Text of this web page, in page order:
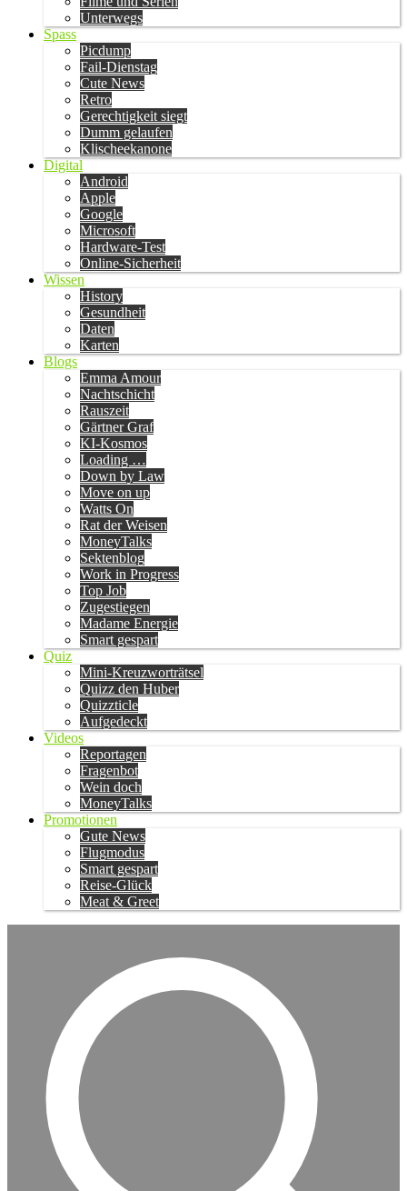
Unterwegs
Spass
Picdump
Fail-Dienstag
Cute News
Retro
Gerechtigkeit siegt
Dumm gelaufen
Klischeekanone
Digital
Android
Apple
Google
Microsoft
Hardware-Test
Online-Sicherheit
Wissen
History
Gesundheit
Daten
Karten
Blogs
Emma Amour
Nachtschicht
Rauszeit
Gärtner Graf
KI-Kosmos
Loading …
Down by Law
Move on up
Watts On
Rat der Weisen
MoneyTalks
Sektenblog
Work in Progress
Top Job
Zugestiegen
Madame Energie
Smart gespart
Quiz
Mini-Kreuzworträtsel
Quizz den Huber
Quizzticle
Aufgedeckt
Videos
Reportagen
Fragenbot
Wein doch
MoneyTalks
Promotionen
Gute News
Flugmodus
Smart gespart
Reise-Glück
Meat & Greet